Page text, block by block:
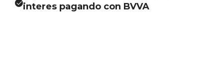
interes pagando con BVVA